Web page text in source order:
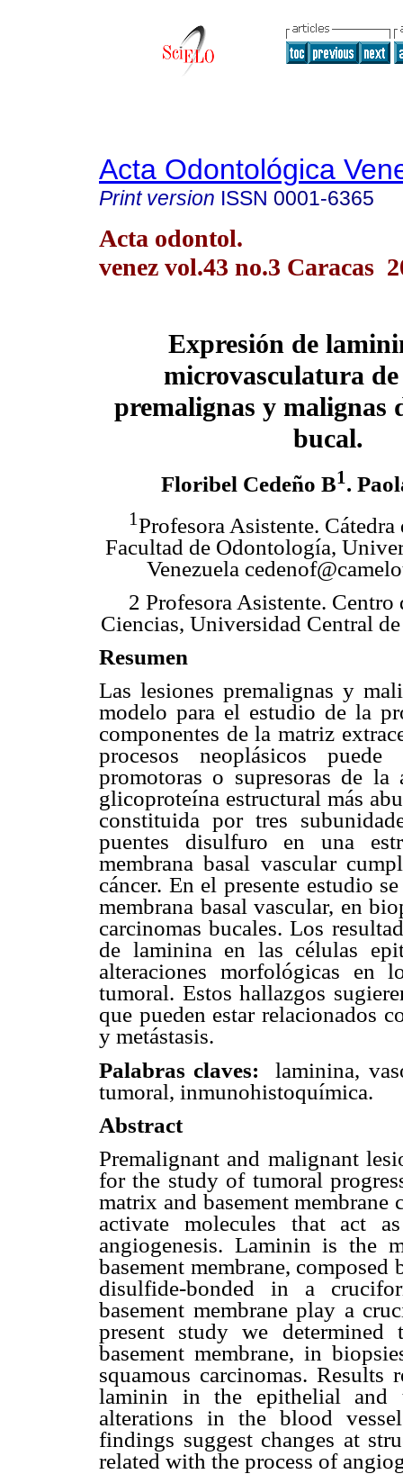
Acta Odontológica
Print version ISSN 0001-6365
Acta odontol.
venez vol.43 no.3 Caracas
Expresión de
microvasculatura de
premalignas y malignas
bucal.
Floribel Cedeño B1.
1Profesora Asistente.
Facultad de Odontología,
Venezuela
2 Profesora Asistente.
Ciencias, Universidad Central
Resumen
Las lesiones premalignas y
modelo para el estudio de la
componentes de la matriz
procesos neoplásicos
promotoras o supresoras de
glicoproteína estructural más
constituida por tres
puentes disulfuro en una
membrana basal vascular
cáncer. En el presente estudio
membrana basal vascular, en
carcinomas bucales. Los
de laminina en las células
alteraciones morfológicas en
tumoral. Estos hallazgos
que pueden estar relacionados
y metástasis.
Palabras claves:laminina,
tumoral, inmunohistoquímica.
Abstract
Premalignant and malignant
for the study of tumoral
matrix and basement membrane
activate molecules that act
angiogenesis. Laminin is the
basement membrane,
disulfide-bonded in a
basement membrane play a
present study we
basement membrane, in
squamous carcinomas.
laminin in the epithelial and
alterations in the blood
findings suggest changes at
related with the process of